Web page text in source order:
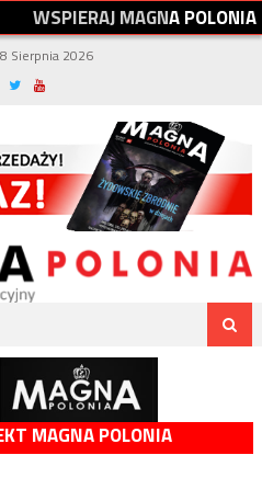
WSPIERAJMAGNAPOLONIA
Sierpnia 2026
MAGNA POLONIA